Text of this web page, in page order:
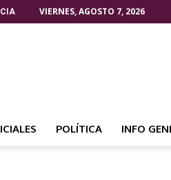
VIERNES, AGOSTO 7, 2026
POLÍTICA INFO